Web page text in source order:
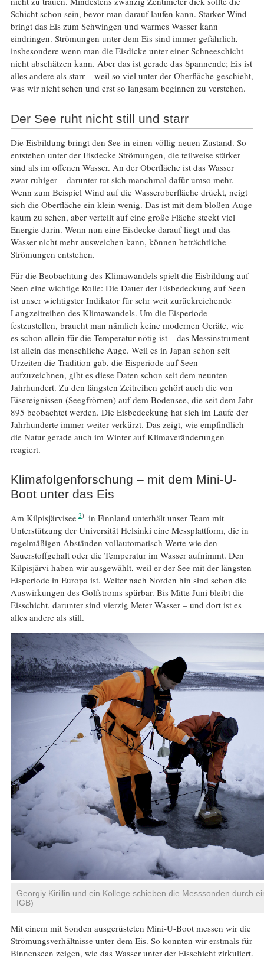
Schicht schon sein, bevor man darauf laufen kann. Starker Wind
bringt das Eis zum Schwingen und warmes Wasser kann
eindringen. Strömungen unter dem Eis sind immer gefährlich,
insbesondere wenn man die Eisdicke unter einer Schneeschicht
nicht abschätzen kann. Aber das ist gerade das Spannende; Eis ist
alles andere als starr – weil so viel unter der Oberfläche geschieht,
was wir nicht sehen und erst so langsam beginnen zu verstehen.
Der See ruht nicht still und starr
Die Eisbildung bringt den See in einen völlig neuen Zustand. So
entstehen unter der Eisdecke Strömungen, die teilweise stärker
sind als im offenen Wasser. An der Oberfläche ist das Wasser
zwar ruhiger – darunter tut sich manchmal dafür umso mehr.
Wenn zum Beispiel Wind auf die Wasseroberfläche drückt, neigt
sich die Oberfläche ein klein wenig. Das ist mit dem bloßen Auge
kaum zu sehen, aber verteilt auf eine große Fläche steckt viel
Energie darin. Wenn nun eine Eisdecke darauf liegt und das
Wasser nicht mehr ausweichen kann, können beträchtliche
Strömungen entstehen.
Für die Beobachtung des Klimawandels spielt die Eisbildung auf
Seen eine wichtige Rolle: Die Dauer der Eisbedeckung auf Seen
ist unser wichtigster Indikator für sehr weit zurückreichende
Langzeitreihen des Klimawandels. Um die Eisperiode
festzustellen, braucht man nämlich keine modernen Geräte, wie
es schon allein für die Temperatur nötig ist – das Messinstrument
ist allein das menschliche Auge. Weil es in Japan schon seit
Urzeiten die Tradition gab, die Eisperiode auf Seen
aufzuzeichnen, gibt es diese Daten schon seit dem neunten
Jahrhundert. Zu den längsten Zeitreihen gehört auch die von
Eisereignissen (Seegfrörnen) auf dem Bodensee, die seit dem Jahr
895 beobachtet werden. Die Eisbedeckung hat sich im Laufe der
Jahrhunderte immer weiter verkürzt. Das zeigt, wie empfindlich
die Natur gerade auch im Winter auf Klimaveränderungen
reagiert.
Klimafolgenforschung – mit dem Mini-U-
Boot unter das Eis
Am Kilpisjärvisee 2
in Finnland unterhält unser Team mit
Unterstützung der Universität Helsinki eine Messplattform, die in
regelmäßigen Abständen vollautomatisch Werte wie den
Sauerstoffgehalt oder die Temperatur im Wasser aufnimmt. Den
Kilpisjärvi haben wir ausgewählt, weil er der See mit der längsten
Eisperiode in Europa ist. Weiter nach Norden hin sind schon die
Auswirkungen des Golfstroms spürbar. Bis Mitte Juni bleibt die
Eisschicht, darunter sind vierzig Meter Wasser – und dort ist es
alles andere als still.
Georgiy Kirillin und ein Kollege schieben die Messsonden durch
IGB)
Mit einem mit Sonden ausgerüsteten Mini-U-Boot messen wir die
Strömungsverhältnisse unter dem Eis. So konnten wir erstmals für
Binnenseen zeigen, wie das Wasser unter der Eisschicht zirkuliert.